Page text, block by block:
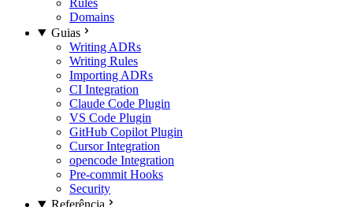
Rules
Domains
Guias
Writing ADRs
Writing Rules
Importing ADRs
CI Integration
Claude Code Plugin
VS Code Plugin
GitHub Copilot Plugin
Cursor Integration
opencode Integration
Pre-commit Hooks
Security
Referência